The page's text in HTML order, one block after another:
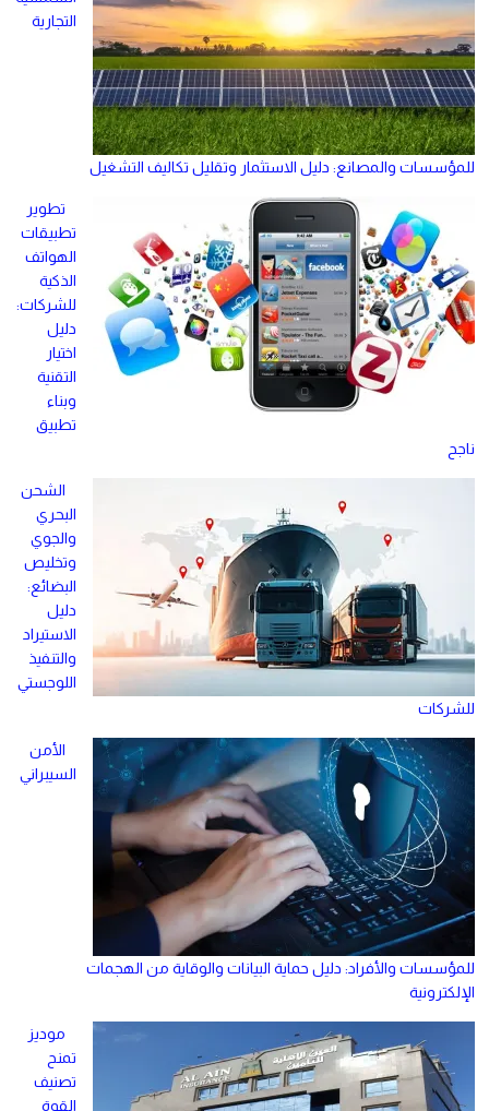
التجارية
للمؤسسات والمصانع: دليل الاستثمار وتقليل تكاليف التشغيل
تطوير
تطبيقات
الهواتف
الذكية
للشركات:
دليل
اختيار
التقنية
وبناء
تطبيق
ناجح
الشحن
البحري
والجوي
وتخليص
البضائع:
دليل
الاستيراد
والتنفيذ
اللوجستي
للشركات
الأمن
السيبراني
للمؤسسات والأفراد: دليل حماية البيانات والوقاية من الهجمات
الإلكترونية
موديز
تمنح
تصنيف
القوة